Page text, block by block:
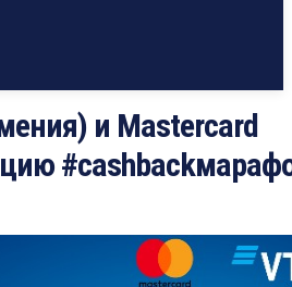
и Mastercard